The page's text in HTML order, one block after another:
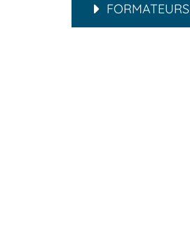
FORMATEURS